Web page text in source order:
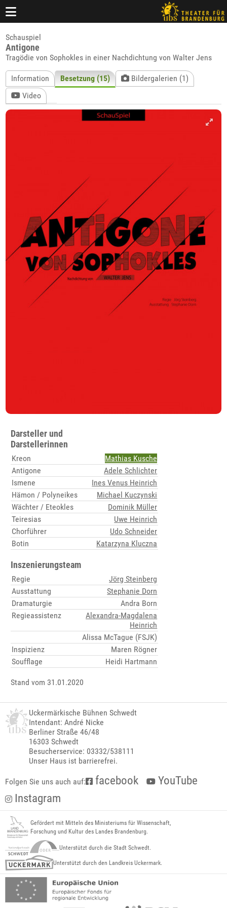
Schauspiel
Antigone
Tragödie von Sophokles in einer Nachdichtung von Walter Jens
Information Besetzung (15)
Bildergalerien (1)
Video
Darsteller und
Darstellerinnen
Kreon
Mathias Kusche
Antigone
Adele Schlichter
Ismene
Ines Venus Heinrich
Hämon / Polyneikes
Michael Kuczynski
Wächter / Eteokles
Dominik Müller
Teiresias
Uwe Heinrich
Chorführer
Udo Schneider
Botin
Katarzyna Kluczna
Inszenierungsteam
Regie
Jörg Steinberg
Ausstattung
Stephanie Dorn
Dramaturgie
Andra Born
Regieassistenz
Alexandra-Magdalena
Heinrich
Alissa McTague (FSJK)
Inspizienz
Maren Rögner
Soufflage
Heidi Hartmann
Stand vom 31.01.2020
Uckermärkische Bühnen Schwedt
Intendant: André Nicke
Berliner Straße 46/48
16303 Schwedt
Besucherservice: 03332/538111
Unser Haus ist barrierefrei.
Folgen Sie uns auch auf: facebook
YouTube
Instagram
Gefördert mit Mitteln des Ministeriums für Wissenschaft,
Forschung und Kultur des Landes Brandenburg.
Unterstützt durch die Stadt Schwedt.
Unterstützt durch den Landkreis Uckermark.